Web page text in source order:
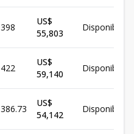
398
US$
55,803
Disponible
422
US$
59,140
Disponible
386.73
US$
54,142
Disponible